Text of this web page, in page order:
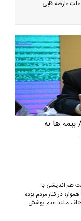
علت عارضه قلبی
ها به
هم اندیشی با
در کنار مردم بوده
مانند عدم پوشش